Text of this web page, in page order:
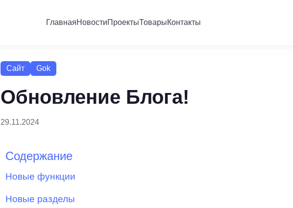
ГлавнаяНовостиПроектыТоварыКонтакты
Сайт Gok
Обновление Блога!
29.11.2024
Содержание
Новые функции
Новые разделы